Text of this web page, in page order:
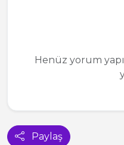
Paylaş
Henüz yorum